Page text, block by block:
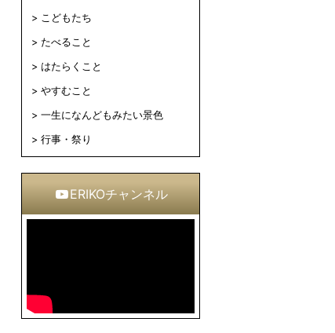
こどもたち
たべること
はたらくこと
やすむこと
一生になんどもみたい景色
行事・祭り
ERIKOチャンネル